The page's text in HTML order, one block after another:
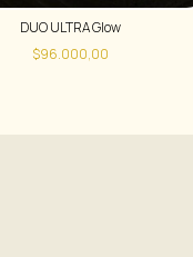
DUO ULTRA Glow
$96.000,00